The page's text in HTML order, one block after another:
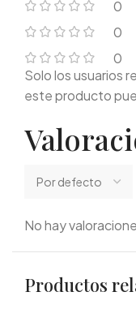
0
0
0
No hay
Solo los usuarios
este producto
Productos